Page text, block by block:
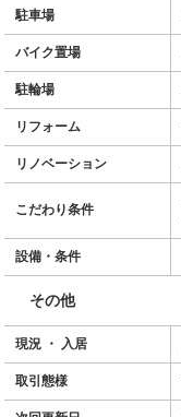
駐車場
バイク置場
駐輪場
リフォーム
リノベーション
こだわり条件
設備・条件
その他
現況 ・ 入居
取引態様